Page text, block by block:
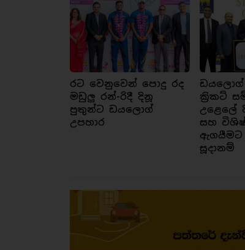
රට වෙනුවෙන් පොදු රද
මඩුලු රන්-රිදී දිනූ
පුතුන්ට ඩයලොග්
උපහාර
ඩයලොග්
ක්‍රිකට්
උළෙලේ
සහ
ඇගයීමට
සූදානම්